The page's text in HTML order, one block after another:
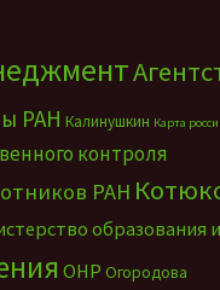
РАН Калинушкин Карта
контроля
РАН
образования и
ОНР Огородова